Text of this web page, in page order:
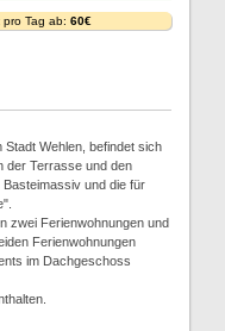
pro Tag ab: 60€
Stadt Wehlen, befindet sich
der Terrasse und den
und die für
zwei Ferienwohnungen und
Ferienwohnungen
im Dachgeschoss